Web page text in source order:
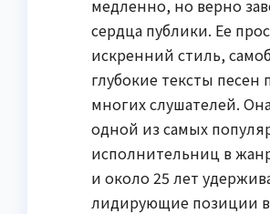
медленно, но верно
сердца публики. Ее
искренний стиль,
глубокие тексты песен
многих слушателей.
одной из самых
исполнительниц в
и около 25 лет
лидирующие позиции в